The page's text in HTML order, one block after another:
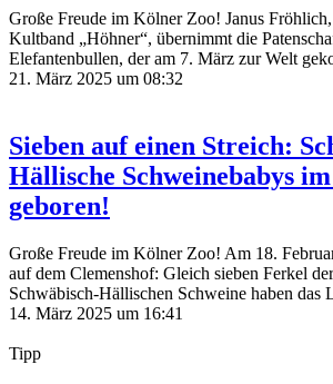
Große Freude im Kölner Zoo! Janus
Kultband „Höhner“, übernimmt die
Elefantenbullen, der am 7. März zur Welt
21. März 2025 um 08:32
Sieben auf einen Streich:
Hällische Schweinebabys
geboren!
Große Freude im Kölner Zoo! Am 18.
auf dem Clemenshof: Gleich sieben Ferkel
Schwäbisch-Hällischen Schweine haben das
14. März 2025 um 16:41
Tipp